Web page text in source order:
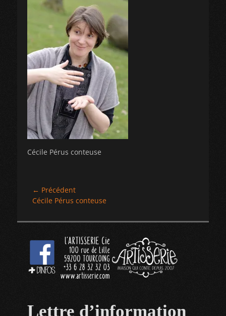
Cécile Pérus conteuse
Navigation
de
← Précédent
Article
Cécile Pérus conteuse
Lettre d’information